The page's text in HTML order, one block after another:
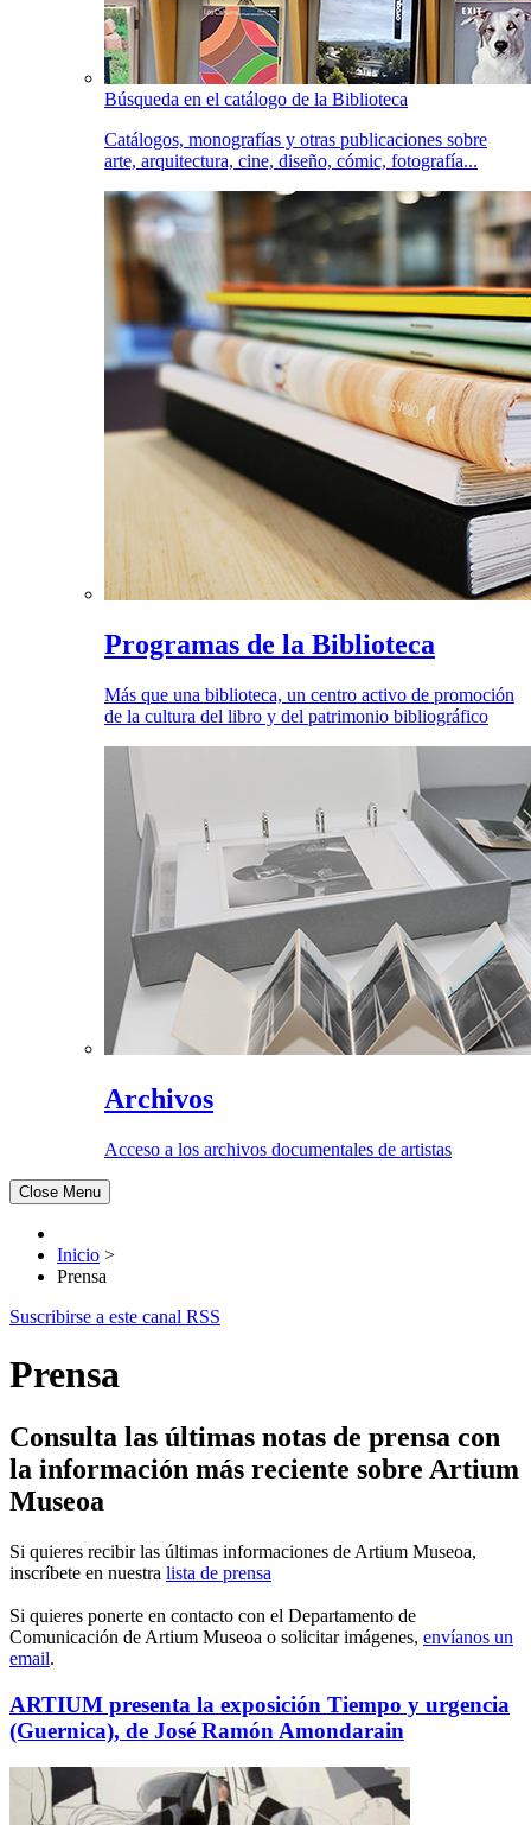
Búsqueda en el catálogo de la Biblioteca
Catálogos, monografías y otras publicaciones sobre
arte, arquitectura, cine, diseño, cómic, fotografía...
Programas de la Biblioteca
Más que una biblioteca, un centro activo de promoción
de la cultura del libro y del patrimonio bibliográfico
Archivos
Acceso a los archivos documentales de artistas
Close Menu
Inicio >
Prensa
Suscribirse a este canal RSS
Prensa
Consulta las últimas notas de prensa con
la información más reciente sobre Artium
Museoa
Si quieres recibir las últimas informaciones de Artium Museoa,
inscríbete en nuestra lista de prensa
Si quieres ponerte en contacto con el Departamento de
Comunicación de Artium Museoa o solicitar imágenes, envíanos un
email.
ARTIUM presenta la exposición Tiempo y urgencia
(Guernica), de José Ramón Amondarain